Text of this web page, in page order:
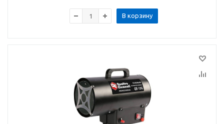
В корзину